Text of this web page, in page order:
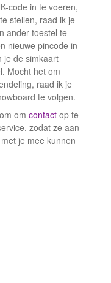
code in te voeren,
stellen, raad ik je
ander toestel te
nieuwe pincode in
je de simkaart
Mocht het om
raad ik je
te volgen.
om contact op te
zodat ze aan
je mee kunnen